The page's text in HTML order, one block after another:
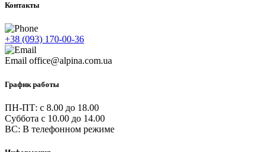
Контакты
+38 (093) 170-00-36
Email office@alpina.com.ua
График работы
ПН-ПТ: c 8.00 до 18.00
Суббота с 10.00 до 14.00
ВС: В телефонном режиме